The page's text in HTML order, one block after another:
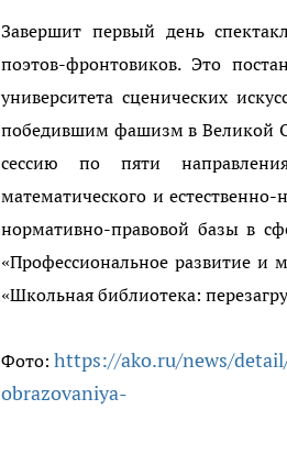
Завершит первый день
поэтов-фронтовиков. Это
университета сценических
победившим фашизм в Великой
сессию по пяти
математического и
нормативно-правовой базы в
«Профессиональное развитие и
«Школьная библиотека:
Фото: https://ako.ru/news/
obrazovaniya-